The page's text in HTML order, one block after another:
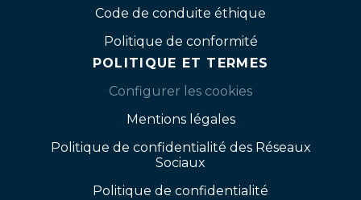
Code de conduite éthique
Politique de conformité
POLITIQUE ET TERMES
Configurer les cookies
Mentions légales
Politique de confidentialité des Réseaux
Sociaux
Politique de confidentialité